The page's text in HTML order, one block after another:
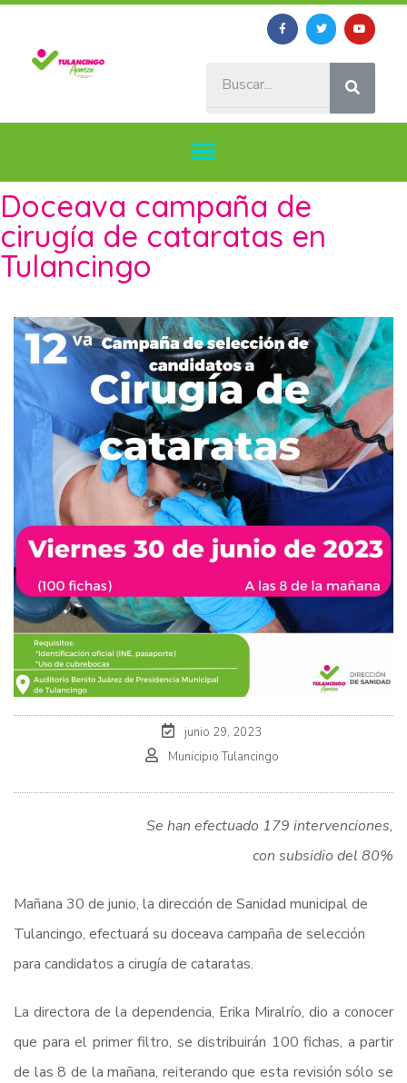
Doceava campaña de
cirugía de cataratas en
Tulancingo
junio 29, 2023
Municipio Tulancingo
Se han efectuado 179 intervenciones,
con subsidio del 80%
Mañana 30 de junio, la dirección de Sanidad municipal de
Tulancingo, efectuará su doceava campaña de selección
para candidatos a cirugía de cataratas.
La directora de la dependencia, Erika Miralrío, dio a conocer
que para el primer filtro, se distribuirán 100 fichas, a partir
de las 8 de la mañana, reiterando que esta revisión sólo se